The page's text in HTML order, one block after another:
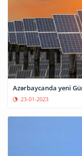
Azərbaycanda yeni
23-01-2023